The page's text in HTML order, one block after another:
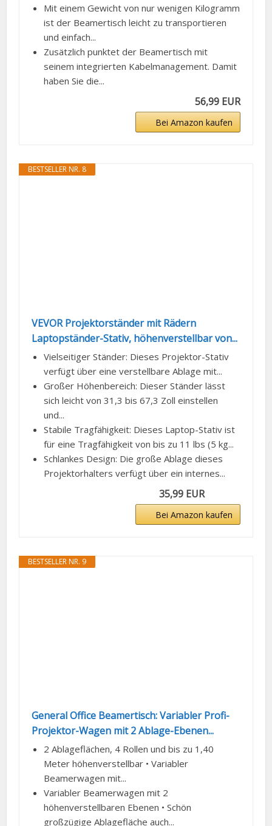
Mit einem Gewicht von nur wenigen Kilogramm
ist der Beamertisch leicht zu transportieren
und einfach...
Zusätzlich punktet der Beamertisch mit
seinem integrierten Kabelmanagement. Damit
haben Sie die...
56,99 EUR
Bei Amazon kaufen
BESTSELLER NR. 8
VEVOR Projektorständer mit Rädern
Laptopständer-Stativ, höhenverstellbar von...
Vielseitiger Ständer: Dieses Projektor-Stativ
verfügt über eine verstellbare Ablage mit...
Großer Höhenbereich: Dieser Ständer lässt
sich leicht von 31,3 bis 67,3 Zoll einstellen
und...
Stabile Tragfähigkeit: Dieses Laptop-Stativ ist
für eine Tragfähigkeit von bis zu 11 lbs (5 kg...
Schlankes Design: Die große Ablage dieses
Projektorhalters verfügt über ein internes...
35,99 EUR
Bei Amazon kaufen
BESTSELLER NR. 9
General Office Beamertisch: Variabler Profi-
Projektor-Wagen mit 2 Ablage-Ebenen...
2 Ablageflächen, 4 Rollen und bis zu 1,40
Meter höhenverstellbar • Variabler
Beamerwagen mit...
Variabler Beamerwagen mit 2
höhenverstellbaren Ebenen • Schön
großzügige Ablagefläche auch...